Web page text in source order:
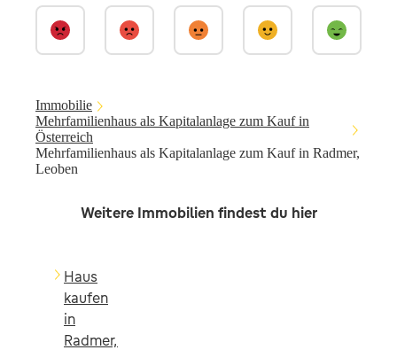
Immobilie
Mehrfamilienhaus als Kapitalanlage zum Kauf in
Österreich
Mehrfamilienhaus als Kapitalanlage zum Kauf in Radmer,
Leoben
Weitere Immobilien findest du hier
Haus
kaufen
in
Radmer,